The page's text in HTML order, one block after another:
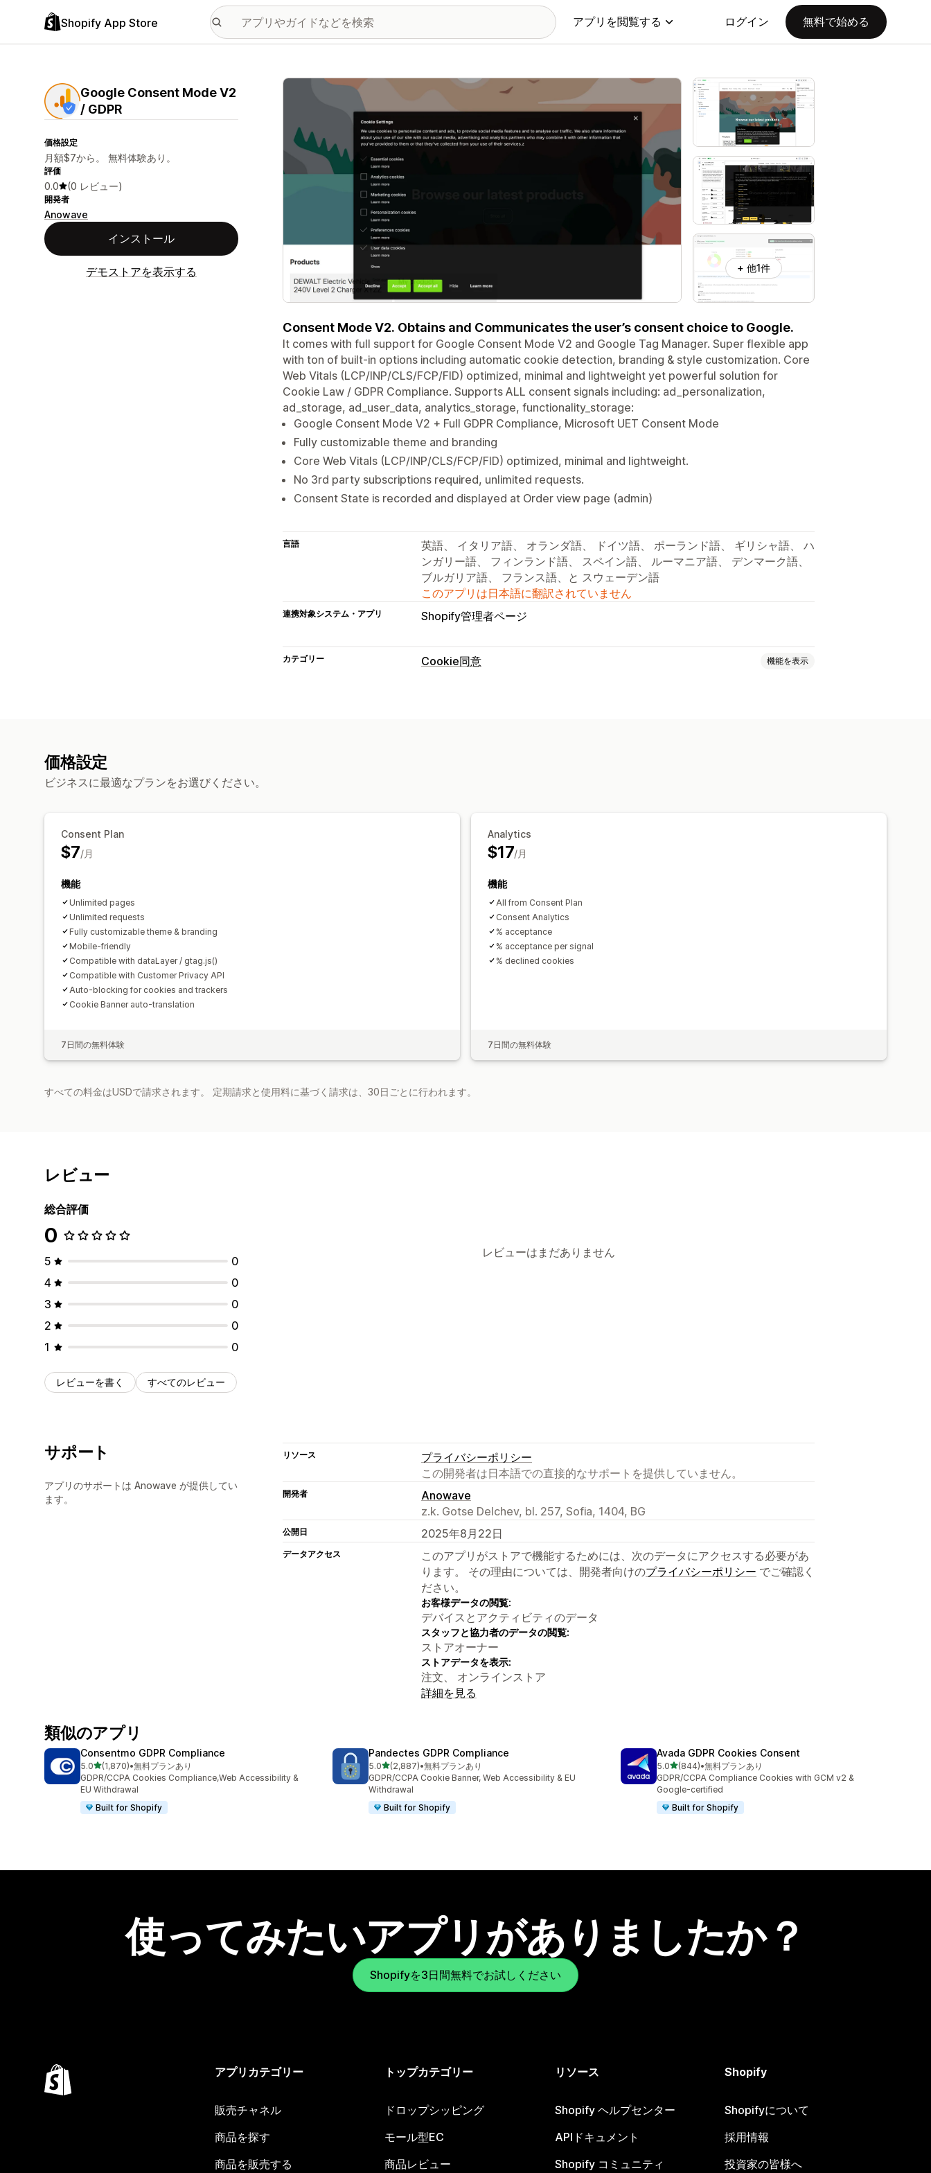
Shopify App Store アプリを閲覧する ログイン 無料で始める
Google Consent Mode V2
/ GDPR
価格設定
月額$7から。 無料体験あり。
評価
0.0 (0 レビュー)
開発者
Anowave
インストール
デモストアを表示する
特集の画像ギャラリー
+ 他1件
Consent Mode V2. Obtains and Communicates the user’s consent choice to Google.
It comes with full support for Google Consent Mode V2 and Google Tag Manager. Super flexible app
with ton of built-in options including automatic cookie detection, branding & style customization. Core
Web Vitals (LCP/INP/CLS/FCP/FID) optimized, minimal and lightweight yet powerful solution for
Cookie Law / GDPR Compliance. Supports ALL consent signals including: ad_personalization,
ad_storage, ad_user_data, analytics_storage, functionality_storage: ​​​
Google Consent Mode V2 + Full GDPR Compliance, Microsoft UET Consent Mode
Fully customizable theme and branding
Core Web Vitals (LCP/INP/CLS/FCP/FID) optimized, minimal and lightweight.
No 3rd party subscriptions required, unlimited requests.
Consent State is recorded and displayed at Order view page (admin)
言語
英語、 イタリア語、 オランダ語、 ドイツ語、 ポーランド語、 ギリシャ語、 ハ
ンガリー語、 フィンランド語、 スペイン語、 ルーマニア語、 デンマーク語、
ブルガリア語、 フランス語、と スウェーデン語
このアプリは日本語に翻訳されていません
連携対象システム・アプリ Shopify管理者ページ
カテゴリー Cookie同意 機能を表示
価格設定
ビジネスに最適なプランをお選びください。
Consent Plan
$7/月
機能
Unlimited pages
Unlimited requests
Fully customizable theme & branding
Mobile-friendly
Compatible with dataLayer / gtag.js()
Compatible with Customer Privacy API
Auto-blocking for cookies and trackers
Cookie Banner auto-translation
7日間の無料体験
Analytics
$17/月
機能
All from Consent Plan
Consent Analytics
% acceptance
% acceptance per signal
% declined cookies
7日間の無料体験
すべての料金はUSDで請求されます。 定期請求と使用料に基づく請求は、30日ごとに行われます。
レビュー
総合評価
0
5
0
4
0
3
0
2
0
1
0
レビューを書く すべてのレビュー
レビューはまだありません
サポート
アプリのサポートは Anowave が提供してい
ます。
リソース
プライバシーポリシー
この開発者は日本語での直接的なサポートを提供していません。
開発者
Anowave
z.k. Gotse Delchev, bl. 257, Sofia, 1404, BG
公開日 2025年8月22日
データアクセス
このアプリがストアで機能するためには、次のデータにアクセスする必要があ
ります。 その理由については、開発者向けのプライバシーポリシー でご確認く
ださい。
お客様データの閲覧:
デバイスとアクティビティのデータ
スタッフと協力者のデータの閲覧:
ストアオーナー
ストアデータを表示:
注文、 オンラインストア
詳細を見る
類似のアプリ
Consentmo GDPR Compliance
5.05つ星中
(1,870)
合計レビュー数：1870件
•無料プランあり
GDPR/CCPA Cookies Compliance,Web Accessibility &
EU Withdrawal
Built for Shopify
Pandectes GDPR Compliance
5.05つ星中
(2,887)
合計レビュー数：2887件
•無料プランあり
GDPR/CCPA Cookie Banner, Web Accessibility & EU
Withdrawal
Built for Shopify
Avada GDPR Cookies Consent
5.05つ星中
(844)
合計レビュー数：844件
•無料プランあり
GDPR/CCPA Compliance Cookies with GCM v2 &
Google-certified
Built for Shopify
使ってみたいアプリがありましたか？
Shopifyを3日間無料でお試しください
アプリカテゴリー
販売チャネル
商品を探す
商品を販売する
トップカテゴリー
ドロップシッピング
モール型EC
商品レビュー
リソース
Shopify ヘルプセンター
APIドキュメント
Shopify コミュニティ
Shopify
Shopifyについて
採用情報
投資家の皆様へ